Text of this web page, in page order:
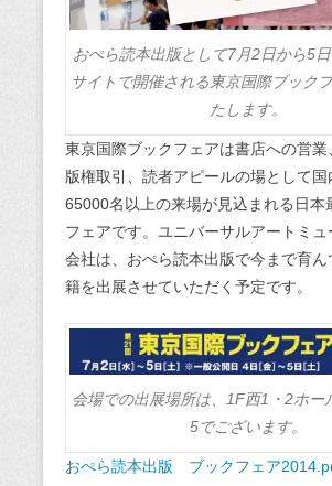
おぺら読本出版として7月2日から5
サイトで開催される東京国際ブック
たします。
東京国際ブックフェアは書店への営
版権取引、読者アピールの場として国
65000名以上の来場が見込まれる日本
フェアです。ユニバーサルアートミ
会社は、おぺら読本出版で今まで育
籍を出展させていただく予定です。
会場での出展場所は、1F西1・2ホ
5でございます。
おぺら読本出版 ブックフェア